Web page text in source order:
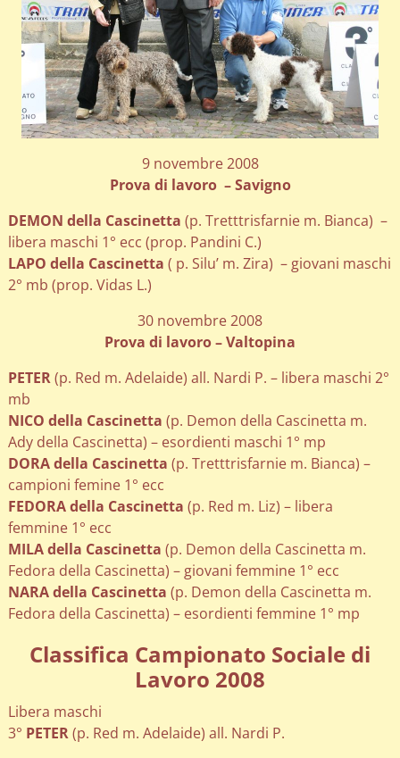
9 novembre 2008
Prova di lavoro – Savigno
DEMON della Cascinetta (p. Tretttrisfarnie m. Bianca) –
libera maschi 1° ecc (prop. Pandini C.)
LAPO della Cascinetta ( p. Silu’ m. Zira) – giovani maschi
2° mb (prop. Vidas L.)
30 novembre 2008
Prova di lavoro – Valtopina
PETER(p. Red m. Adelaide) all. Nardi P. – libera maschi 2°
mb
NICO della Cascinetta (p. Demon della Cascinetta m.
Ady della Cascinetta) – esordienti maschi 1° mp
DORA della Cascinetta (p. Tretttrisfarnie m. Bianca) –
campioni femine 1° ecc
FEDORA della Cascinetta (p. Red m. Liz) – libera
femmine 1° ecc
MILA della Cascinetta (p. Demon della Cascinetta m.
Fedora della Cascinetta) – giovani femmine 1° ecc
NARA della Cascinetta (p. Demon della Cascinetta m.
Fedora della Cascinetta) – esordienti femmine 1° mp
Classifica Campionato Sociale di
Lavoro 2008
Libera maschi
3° PETER(p. Red m. Adelaide) all. Nardi P.